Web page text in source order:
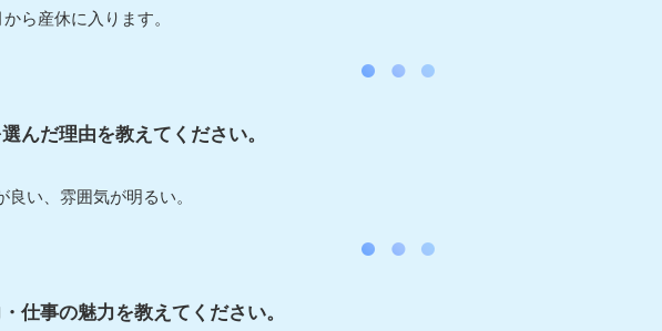
ら産休に入ります。
んだ理由を教えてください。
良い、雰囲気が明るい。
仕事の魅力を教えてください。